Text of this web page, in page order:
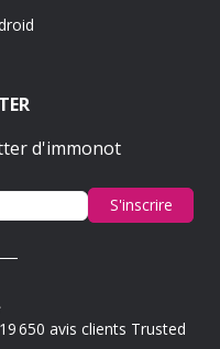
d'immonot
S'inscrire
650 avis clients Trusted